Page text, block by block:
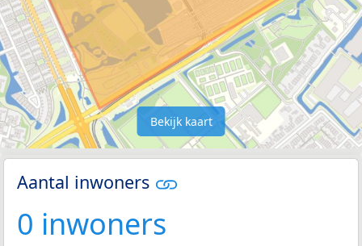
Bekijk kaart
Aantal inwoners
0 inwoners